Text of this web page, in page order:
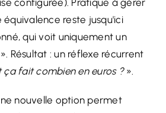
configurée). Pratique à gérer
équivalence reste jusqu'ici
qui voit uniquement un
Résultat : un réflexe récurrent
ça fait combien en euros ?».
nouvelle option permet